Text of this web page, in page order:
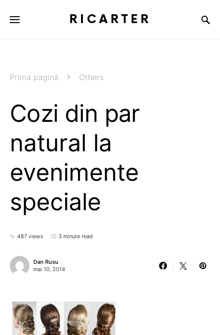
RICARTER
Prima pagină Others
Cozi din par
natural la
evenimente
speciale
487 views 3 minute read
Dan Rusu
mai 10, 2014